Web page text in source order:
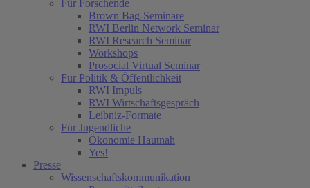
Für Forschende
Brown Bag-Seminare
RWI Berlin Network Seminar
RWI Research Seminar
Workshops
Prosocial Virtual Seminar
Für Politik & Öffentlichkeit
RWI Impuls
RWI Wirtschaftsgespräch
Leibniz-Formate
Für Jugendliche
Ökonomie Hautnah
Yes!
Presse
Wissenschaftskommunikation